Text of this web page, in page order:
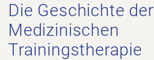
Die Geschichte der
Medizinischen
Trainingstherapie